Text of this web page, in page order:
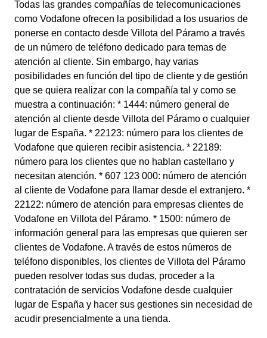
Todas las grandes compañías de telecomunicaciones
como Vodafone ofrecen la posibilidad a los usuarios de
ponerse en contacto desde Villota del Páramo a través
de un número de teléfono dedicado para temas de
atención al cliente. Sin embargo, hay varias
posibilidades en función del tipo de cliente y de gestión
que se quiera realizar con la compañía tal y como se
muestra a continuación: * 1444: número general de
atención al cliente desde Villota del Páramo o cualquier
lugar de España. * 22123: número para los clientes de
Vodafone que quieren recibir asistencia. * 22189:
número para los clientes que no hablan castellano y
necesitan atención. * 607 123 000: número de atención
al cliente de Vodafone para llamar desde el extranjero. *
22122: número de atención para empresas clientes de
Vodafone en Villota del Páramo. * 1500: número de
información general para las empresas que quieren ser
clientes de Vodafone. A través de estos números de
teléfono disponibles, los clientes de Villota del Páramo
pueden resolver todas sus dudas, proceder a la
contratación de servicios Vodafone desde cualquier
lugar de España y hacer sus gestiones sin necesidad de
acudir presencialmente a una tienda.